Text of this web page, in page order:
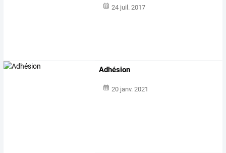
24 juil. 2017
Adhésion
20 janv. 2021